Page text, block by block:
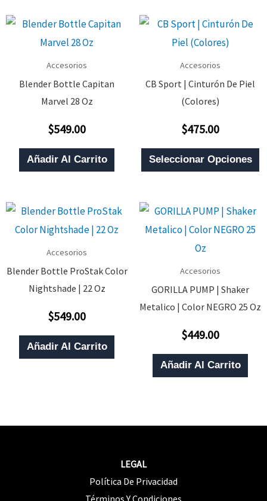
Accesorios
Blender Bottle Capitan
Marvel 28 Oz
Valorado
0
De
5
$549.00
Añadir Al Carrito
Accesorios
CB Sport | Cinturón De Piel
(Colores)
Valorado
0
De
5
$475.00
Seleccionar Opciones
Accesorios
Blender Bottle ProStak Color
Nightshade | 22 Oz
Valorado
0
De
5
$549.00
Añadir Al Carrito
Accesorios
GORILLA PUMP | Shaker
Metalico | Color NEGRO 25 Oz
Valorado
0
De
5
$449.00
Añadir Al Carrito
LEGAL
Política De Privacidad
Términos Y Condiciones